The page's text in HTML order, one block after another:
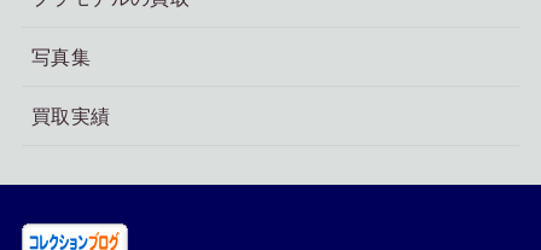
写真集
買取実績